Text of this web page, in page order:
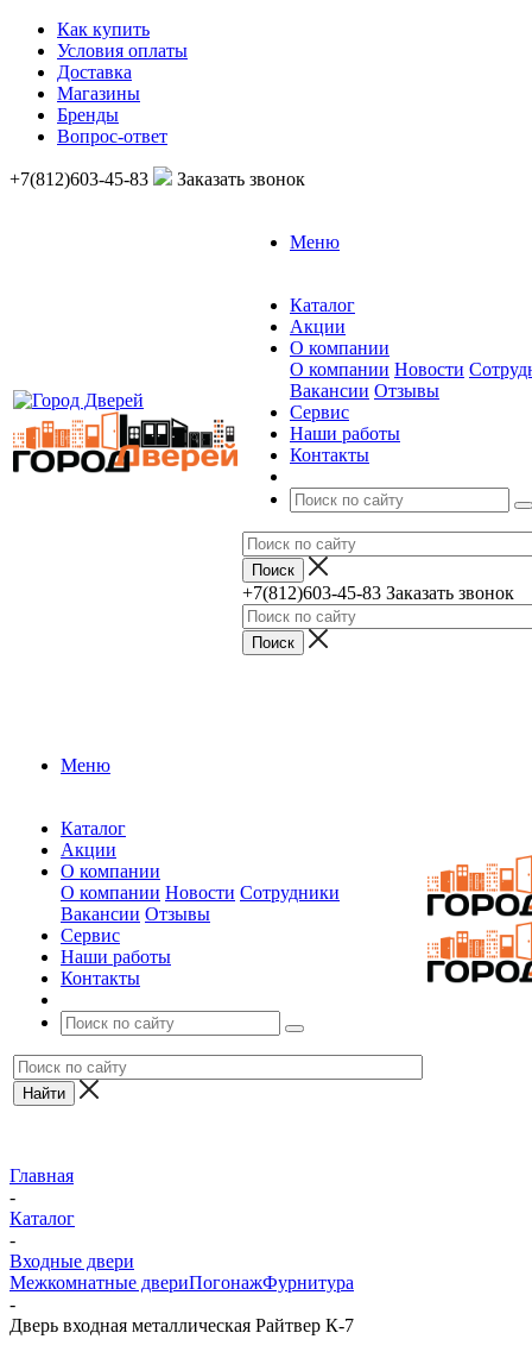
Как купить
Условия оплаты
Доставка
Магазины
Бренды
Вопрос-ответ
+7(812)603-45-83 Заказать звонок
Меню
Каталог
Акции
О компании
О компании Новости
Вакансии Отзывы
Сервис
Наши работы
Контакты
+7(812)603-45-83 Заказать звонок
Меню
Каталог
Акции
О компании
О компании Новости Сотрудники
Вакансии Отзывы
Сервис
Наши работы
Контакты
Главная
-
Каталог
-
Входные двери
Межкомнатные двериПогонажФурнитура
-
Дверь входная металлическая Райтвер К-7